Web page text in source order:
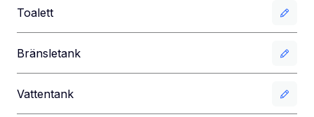
Toalett
Bränsletank
Vattentank